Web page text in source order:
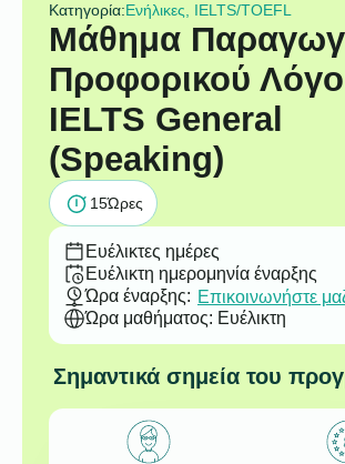
Κατηγορία:Ενήλικες, IELTS/TOEFL
Μάθημα
Προφορικού
IELTS General
(Speaking)
15Ώρες
Ευέλικτες ημέρες
Ευέλικτη ημερομηνία έναρξης
Ώρα έναρξης: Επικοινωνήστε
Ώρα μαθήματος: Ευέλικτη
Σημαντικά σημεία του